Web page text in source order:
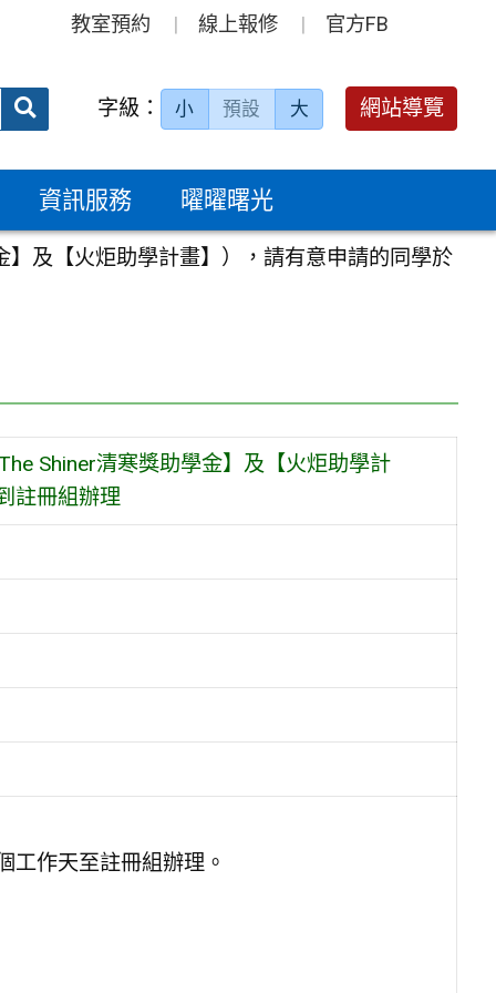
教室預約 線上報修 官方FB
送出 字級： 小 預設 大 網站導覽
資訊服務 曜曜曙光
及【火炬助學計畫】），請有意申請的同學於
Shiner清寒獎助學金】及【火炬助學計
註冊組辦理
工作天至註冊組辦理。